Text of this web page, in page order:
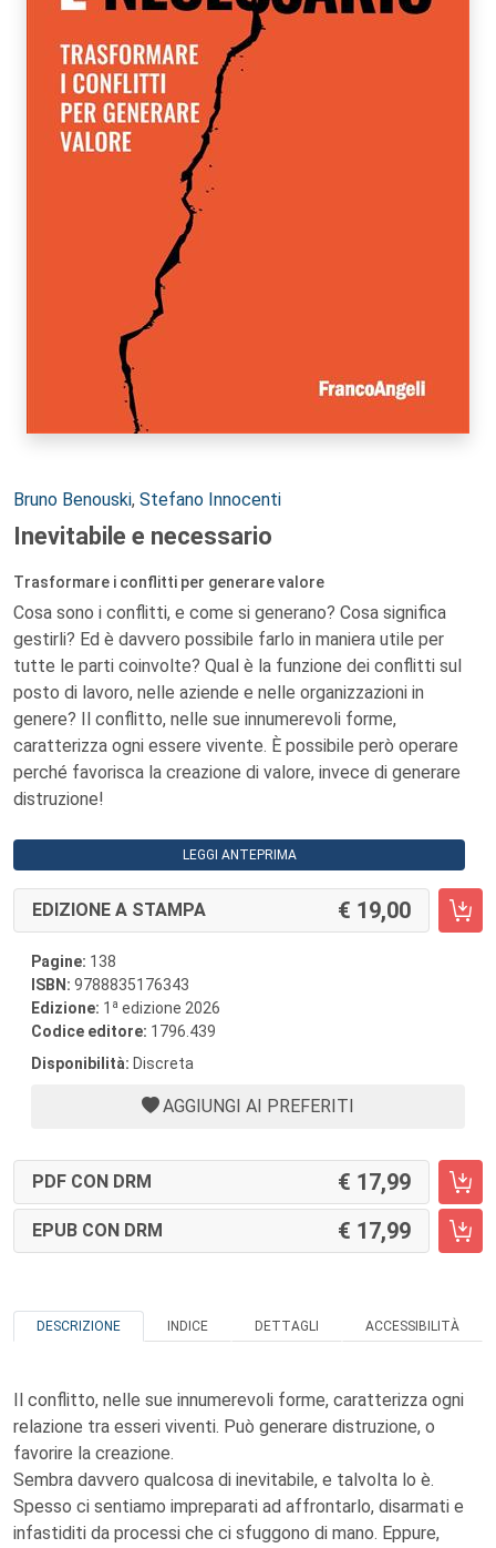
Autori:
Bruno Benouski, Stefano Innocenti
Inevitabile e necessario
Trasformare i conflitti per generare valore
Cosa sono i conflitti, e come si generano? Cosa significa
gestirli? Ed è davvero possibile farlo in maniera utile per
tutte le parti coinvolte? Qual è la funzione dei conflitti sul
posto di lavoro, nelle aziende e nelle organizzazioni in
genere? Il conflitto, nelle sue innumerevoli forme,
caratterizza ogni essere vivente. È possibile però operare
perché favorisca la creazione di valore, invece di generare
distruzione!
LEGGI ANTEPRIMA
EDIZIONE A STAMPA 19,00
Pagine: 138
ISBN: 9788835176343
Edizione: 1 a edizione 2026
Codice editore: 1796.439
Disponibilità: Discreta
AGGIUNGI AI PREFERITI
PDF CON DRM 17,99
EPUB CON DRM 17,99
DESCRIZIONE INDICE DETTAGLI ACCESSIBILITÀ
Il conflitto, nelle sue innumerevoli forme, caratterizza ogni
relazione tra esseri viventi. Può generare distruzione, o
favorire la creazione.
Sembra davvero qualcosa di inevitabile, e talvolta lo è.
Spesso ci sentiamo impreparati ad affrontarlo, disarmati e
infastiditi da processi che ci sfuggono di mano. Eppure,